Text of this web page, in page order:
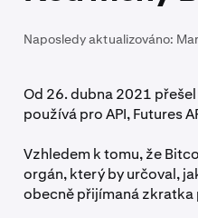
Naposledy aktualizováno:
Od 26. dubna 2021 přešel
používá pro API, Futures
Vzhledem k tomu, že
orgán, který by určoval,
obecně přijímaná